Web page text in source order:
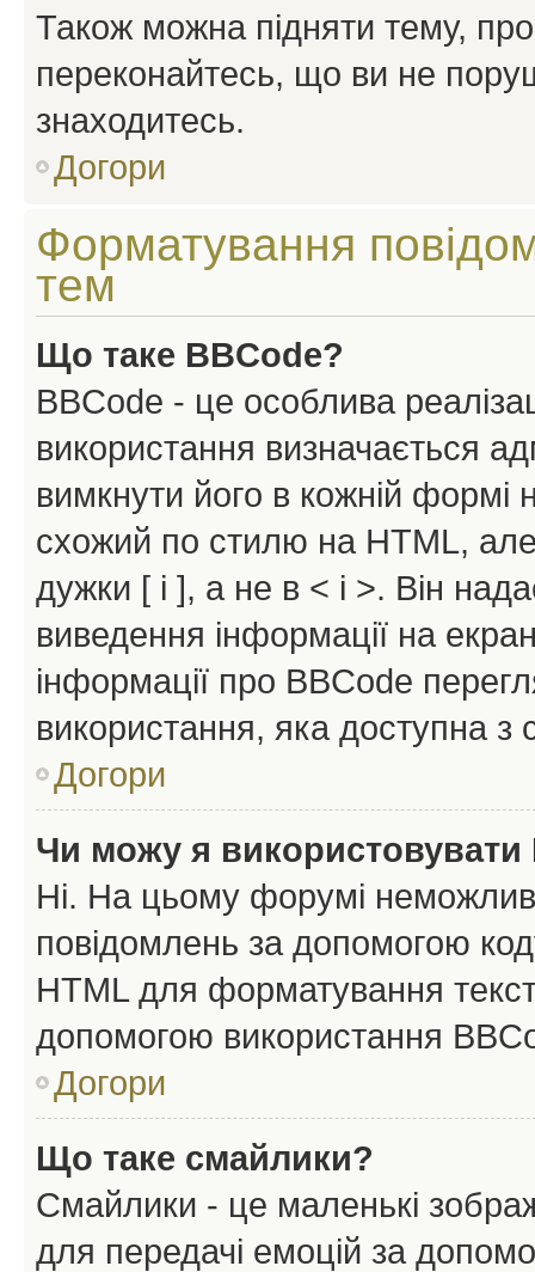
Також можна підняти тему,
переконайтесь, що ви не
знаходитесь.
Догори
Форматування
тем
Що таке BBCode?
BBCode - це особлива
використання визначається
вимкнути його в кожній
схожий по стилю на HTML, але
дужки [ і ], а не в < і >. Він
виведення інформації на
інформації про BBCode
використання, яка доступна з
Догори
Чи можу я використовувати
Ні. На цьому форумі
повідомлень за допомогою
HTML для форматування
допомогою використання
Догори
Що таке смайлики?
Смайлики - це маленькі
для передачі емоцій за